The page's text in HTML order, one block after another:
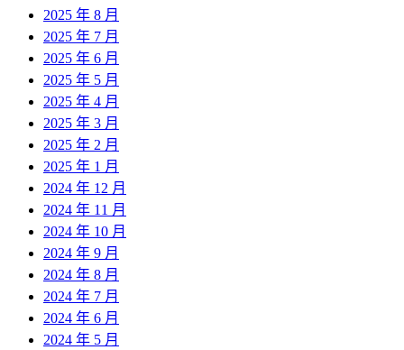
2025 年 8 月
2025 年 7 月
2025 年 6 月
2025 年 5 月
2025 年 4 月
2025 年 3 月
2025 年 2 月
2025 年 1 月
2024 年 12 月
2024 年 11 月
2024 年 10 月
2024 年 9 月
2024 年 8 月
2024 年 7 月
2024 年 6 月
2024 年 5 月